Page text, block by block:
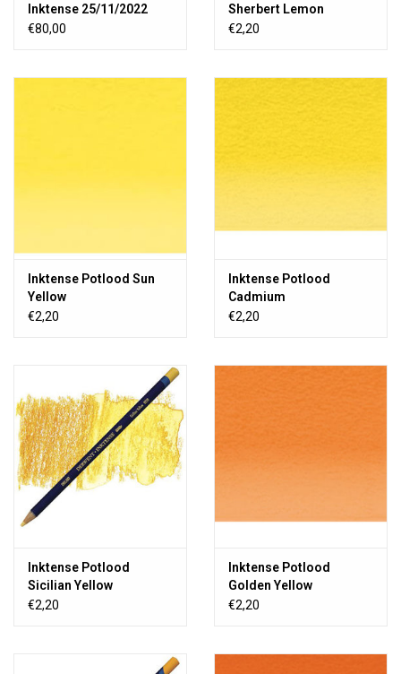
Inktense 25/11/2022
€80,00
Sherbert Lemon
€2,20
Inktense Potlood Sun
Yellow
€2,20
Inktense Potlood
Cadmium
€2,20
Inktense Potlood
Sicilian Yellow
€2,20
Inktense Potlood
Golden Yellow
€2,20